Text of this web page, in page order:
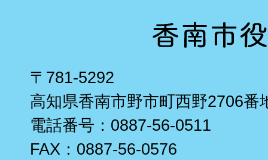
〒781-5292
高知県香南市野市町西野2706番
電話番号：0887-56-0511
FAX：0887-56-0576